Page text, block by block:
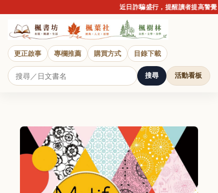
近日詐騙盛行，提醒讀者提高警覺
更正啟事 專欄推薦 購買方式 目錄下載
搜尋 活動看板